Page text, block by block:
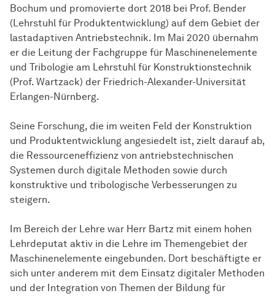
Bochum und promovierte dort 2018 bei Prof. Bender
(Lehrstuhl für Produktentwicklung) auf dem Gebiet der
lastadaptiven Antriebstechnik. Im Mai 2020 übernahm
er die Leitung der Fachgruppe für Maschinenelemente
und Tribologie am Lehrstuhl für Konstruktionstechnik
(Prof. Wartzack) der Friedrich-Alexander-Universität
Erlangen-Nürnberg.
Seine Forschung, die im weiten Feld der Konstruktion
und Produktentwicklung angesiedelt ist, zielt darauf ab,
die Ressourceneffizienz von antriebstechnischen
Systemen durch digitale Methoden sowie durch
konstruktive und tribologische Verbesserungen zu
steigern.
Im Bereich der Lehre war Herr Bartz mit einem hohen
Lehrdeputat aktiv in die Lehre im Themengebiet der
Maschinenelemente eingebunden. Dort beschäftigte er
sich unter anderem mit dem Einsatz digitaler Methoden
und der Integration von Themen der Bildung für